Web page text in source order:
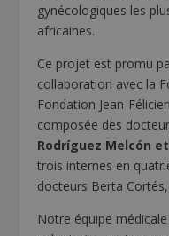
gynécologiques les
africaines.
Ce projet est promu
collaboration avec la
Fondation Jean-
composée des
Rodríguez Melcón
trois internes en
docteurs Berta
Notre équipe